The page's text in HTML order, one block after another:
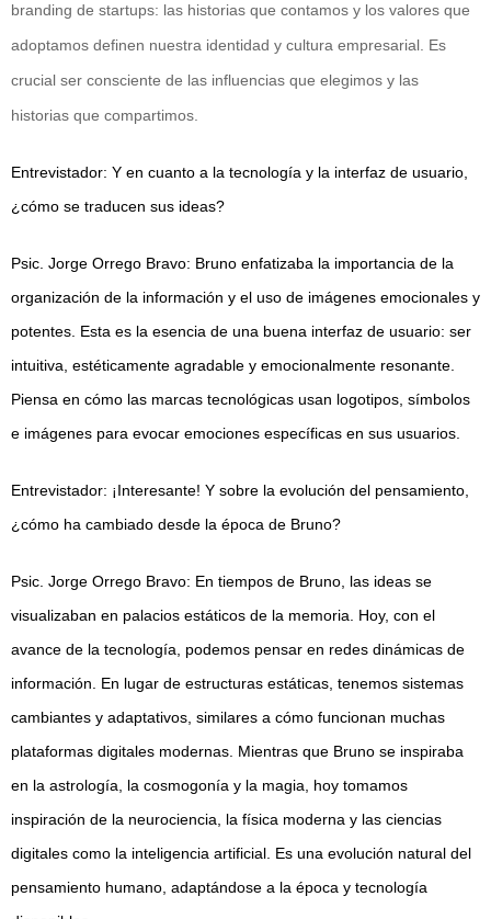
branding de startups: las historias que contamos y los valores que
adoptamos definen nuestra identidad y cultura empresarial. Es
crucial ser consciente de las influencias que elegimos y las
historias que compartimos.
Entrevistador: Y en cuanto a la tecnología y la interfaz de usuario,
¿cómo se traducen sus ideas?
Psic. Jorge Orrego Bravo: Bruno enfatizaba la importancia de la
organización de la información y el uso de imágenes emocionales y
potentes. Esta es la esencia de una buena interfaz de usuario: ser
intuitiva, estéticamente agradable y emocionalmente resonante.
Piensa en cómo las marcas tecnológicas usan logotipos, símbolos
e imágenes para evocar emociones específicas en sus usuarios.
Entrevistador: ¡Interesante! Y sobre la evolución del pensamiento,
¿cómo ha cambiado desde la época de Bruno?
Psic. Jorge Orrego Bravo: En tiempos de Bruno, las ideas se
visualizaban en palacios estáticos de la memoria. Hoy, con el
avance de la tecnología, podemos pensar en redes dinámicas de
información. En lugar de estructuras estáticas, tenemos sistemas
cambiantes y adaptativos, similares a cómo funcionan muchas
plataformas digitales modernas. Mientras que Bruno se inspiraba
en la astrología, la cosmogonía y la magia, hoy tomamos
inspiración de la neurociencia, la física moderna y las ciencias
digitales como la inteligencia artificial. Es una evolución natural del
pensamiento humano, adaptándose a la época y tecnología